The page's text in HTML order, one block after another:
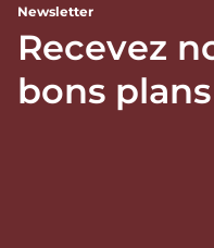
Newsletter
Recevez
bons